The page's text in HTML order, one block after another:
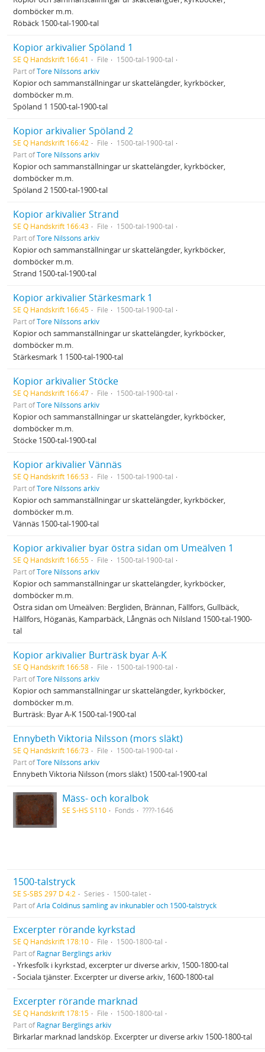
domböcker m.m.
Röbäck 1500-tal-1900-tal
Kopior arkivalier Spöland 1
SE Q Handskrift 166:41 File
1500-tal-1900-tal
Part ofTore Nilssons arkiv
Kopior och sammanställningar ur skattelängder, kyrkböcker,
domböcker m.m.
Spöland 1 1500-tal-1900-tal
Kopior arkivalier Spöland 2
SE Q Handskrift 166:42 File
1500-tal-1900-tal
Part ofTore Nilssons arkiv
Kopior och sammanställningar ur skattelängder, kyrkböcker,
domböcker m.m.
Spöland 2 1500-tal-1900-tal
Kopior arkivalier Strand
SE Q Handskrift 166:43 File
1500-tal-1900-tal
Part ofTore Nilssons arkiv
Kopior och sammanställningar ur skattelängder, kyrkböcker,
domböcker m.m.
Strand 1500-tal-1900-tal
Kopior arkivalier Stärkesmark 1
SE Q Handskrift 166:45 File
1500-tal-1900-tal
Part ofTore Nilssons arkiv
Kopior och sammanställningar ur skattelängder, kyrkböcker,
domböcker m.m.
Stärkesmark 1 1500-tal-1900-tal
Kopior arkivalier Stöcke
SE Q Handskrift 166:47 File
1500-tal-1900-tal
Part ofTore Nilssons arkiv
Kopior och sammanställningar ur skattelängder, kyrkböcker,
domböcker m.m.
Stöcke 1500-tal-1900-tal
Kopior arkivalier Vännäs
SE Q Handskrift 166:53 File
1500-tal-1900-tal
Part ofTore Nilssons arkiv
Kopior och sammanställningar ur skattelängder, kyrkböcker,
domböcker m.m.
Vännäs 1500-tal-1900-tal
Kopior arkivalier byar östra sidan om Umeälven 1
SE Q Handskrift 166:55 File
1500-tal-1900-tal
Part ofTore Nilssons arkiv
Kopior och sammanställningar ur skattelängder, kyrkböcker,
domböcker m.m.
Östra sidan om Umeälven: Bergliden, Brännan, Fällfors, Gullbäck,
Hällfors, Höganäs, Kamparbäck, Långnäs och Nilsland 1500-tal-1900-
tal
Kopior arkivalier Burträsk byar A-K
SE Q Handskrift 166:58 File
1500-tal-1900-tal
Part ofTore Nilssons arkiv
Kopior och sammanställningar ur skattelängder, kyrkböcker,
domböcker m.m.
Burträsk: Byar A-K 1500-tal-1900-tal
Ennybeth Viktoria Nilsson (mors släkt)
SE Q Handskrift 166:73 File
1500-tal-1900-tal
Part ofTore Nilssons arkiv
Ennybeth Viktoria Nilsson (mors släkt) 1500-tal-1900-tal
Mäss- och koralbok
SE S-HS S110 Fonds ????-1646
1500-talstryck
SE S-SBS 297 D 4:2 Series
1500-talet
Part ofArla Coldinus samling av inkunabler och 1500-talstryck
Excerpter rörande kyrkstad
SE Q Handskrift 178:10 File
1500-1800-tal
Part ofRagnar Berglings arkiv
- Yrkesfolk i kyrkstad, excerpter ur diverse arkiv, 1500-1800-tal
- Sociala tjänster. Excerpter ur diverse arkiv, 1600-1800-tal
Excerpter rörande marknad
SE Q Handskrift 178:15 File
1500-1800-tal
Part ofRagnar Berglings arkiv
Birkarlar marknad landsköp. Excerpter ur diverse arkiv 1500-1800-tal